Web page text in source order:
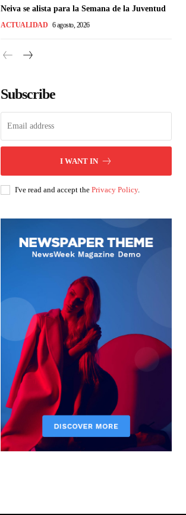
Neiva se alista para la Semana de la Juventud
ACTUALIDAD 6 agosto, 2026
Subscribe
I WANT IN
I've read and accept the Privacy Policy.